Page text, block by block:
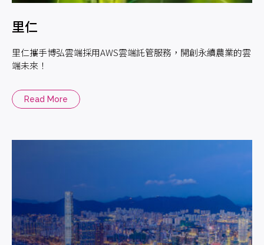
里仁
里仁攜手博弘雲端採用AWS雲端託管服務，開創永續農業的雲
端未來！
Read More